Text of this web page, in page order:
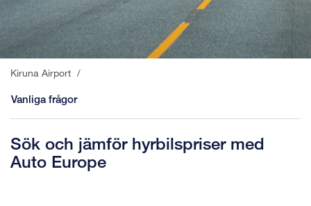
Kiruna Airport /
Vanliga frågor
Sök och jämför hyrbilspriser med
Auto Europe